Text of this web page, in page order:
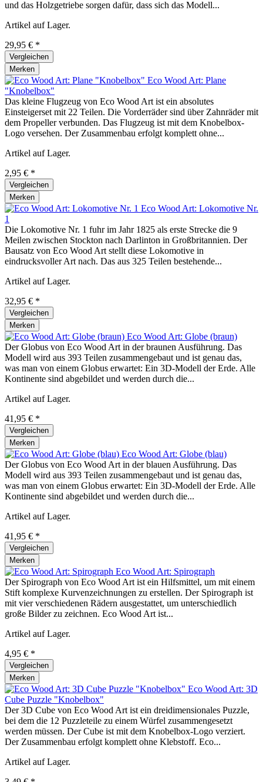
und das Holzgetriebe sorgen dafür, dass sich das Modell...
Artikel auf Lager.
29,95 € *
Vergleichen
Merken
Eco Wood Art: Plane
"Knobelbox"
Das kleine Flugzeug von Eco Wood Art ist ein absolutes
Einsteigerset mit 22 Teilen. Die Vorderräder sind über Zahnräder mit
dem Propeller verbunden. Das Flugzeug ist mit dem Knobelbox-
Logo versehen. Der Zusammenbau erfolgt komplett ohne...
Artikel auf Lager.
2,95 € *
Vergleichen
Merken
Eco Wood Art: Lokomotive Nr.
1
Die Lokomotive Nr. 1 fuhr im Jahr 1825 als erste Strecke die 9
Meilen zwischen Stockton nach Darlinton in Großbritannien. Der
Bausatz von Eco Wood Art stellt diese Lokomotive in
eindrucksvoller Art nach. Das aus 325 Teilen bestehende...
Artikel auf Lager.
32,95 € *
Vergleichen
Merken
Eco Wood Art: Globe (braun)
Der Globus von Eco Wood Art in der braunen Ausführung. Das
Modell wird aus 393 Teilen zusammengebaut und ist genau das,
was man von einem Globus erwartet: Ein 3D-Modell der Erde. Alle
Kontinente sind abgebildet und werden durch die...
Artikel auf Lager.
41,95 € *
Vergleichen
Merken
Eco Wood Art: Globe (blau)
Der Globus von Eco Wood Art in der blauen Ausführung. Das
Modell wird aus 393 Teilen zusammengebaut und ist genau das,
was man von einem Globus erwartet: Ein 3D-Modell der Erde. Alle
Kontinente sind abgebildet und werden durch die...
Artikel auf Lager.
41,95 € *
Vergleichen
Merken
Eco Wood Art: Spirograph
Der Spirograph von Eco Wood Art ist ein Hilfsmittel, um mit einem
Stift komplexe Kurvenzeichnungen zu erstellen. Der Spirograph ist
mit vier verschiedenen Rädern ausgestattet, um unterschiedlich
große Bilder zu zeichnen. Eco Wood Art ist...
Artikel auf Lager.
4,95 € *
Vergleichen
Merken
Eco Wood Art: 3D
Cube Puzzle "Knobelbox"
Der 3D Cube von Eco Wood Art ist ein dreidimensionales Puzzle,
bei dem die 12 Puzzleteile zu einem Würfel zusammengesetzt
werden müssen. Der Cube ist mit dem Knobelbox-Logo verziert.
Der Zusammenbau erfolgt komplett ohne Klebstoff. Eco...
Artikel auf Lager.